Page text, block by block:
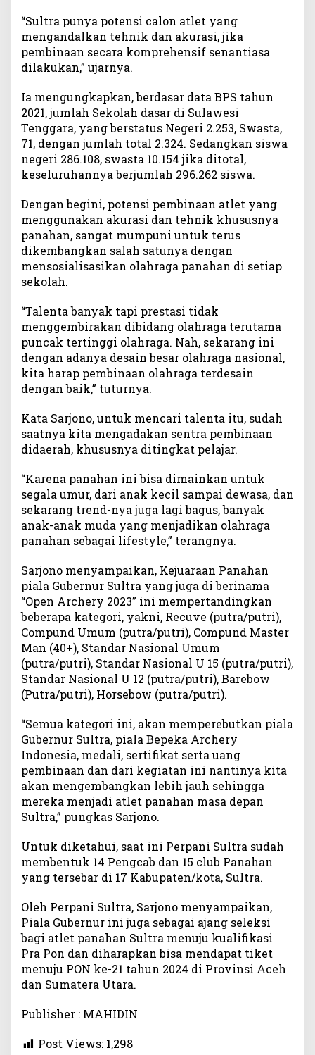
“Sultra punya potensi calon atlet yang
mengandalkan tehnik dan akurasi, jika
pembinaan secara komprehensif senantiasa
dilakukan,” ujarnya.
Ia mengungkapkan, berdasar data BPS tahun
2021, jumlah Sekolah dasar di Sulawesi
Tenggara, yang berstatus Negeri 2.253, Swasta,
71, dengan jumlah total 2.324. Sedangkan siswa
negeri 286.108, swasta 10.154 jika ditotal,
keseluruhannya berjumlah 296.262 siswa.
Dengan begini, potensi pembinaan atlet yang
menggunakan akurasi dan tehnik khususnya
panahan, sangat mumpuni untuk terus
dikembangkan salah satunya dengan
mensosialisasikan olahraga panahan di setiap
sekolah.
“Talenta banyak tapi prestasi tidak
menggembirakan dibidang olahraga terutama
puncak tertinggi olahraga. Nah, sekarang ini
dengan adanya desain besar olahraga nasional,
kita harap pembinaan olahraga terdesain
dengan baik,” tuturnya.
Kata Sarjono, untuk mencari talenta itu, sudah
saatnya kita mengadakan sentra pembinaan
didaerah, khususnya ditingkat pelajar.
“Karena panahan ini bisa dimainkan untuk
segala umur, dari anak kecil sampai dewasa, dan
sekarang trend-nya juga lagi bagus, banyak
anak-anak muda yang menjadikan olahraga
panahan sebagai lifestyle,” terangnya.
Sarjono menyampaikan, Kejuaraan Panahan
piala Gubernur Sultra yang juga di berinama
“Open Archery 2023” ini mempertandingkan
beberapa kategori, yakni, Recuve (putra/putri),
Compund Umum (putra/putri), Compund Master
Man (40+), Standar Nasional Umum
(putra/putri), Standar Nasional U 15 (putra/putri),
Standar Nasional U 12 (putra/putri), Barebow
(Putra/putri), Horsebow (putra/putri).
“Semua kategori ini, akan memperebutkan piala
Gubernur Sultra, piala Bepeka Archery
Indonesia, medali, sertifikat serta uang
pembinaan dan dari kegiatan ini nantinya kita
akan mengembangkan lebih jauh sehingga
mereka menjadi atlet panahan masa depan
Sultra,” pungkas Sarjono.
Untuk diketahui, saat ini Perpani Sultra sudah
membentuk 14 Pengcab dan 15 club Panahan
yang tersebar di 17 Kabupaten/kota, Sultra.
Oleh Perpani Sultra, Sarjono menyampaikan,
Piala Gubernur ini juga sebagai ajang seleksi
bagi atlet panahan Sultra menuju kualifikasi
Pra Pon dan diharapkan bisa mendapat tiket
menuju PON ke-21 tahun 2024 di Provinsi Aceh
dan Sumatera Utara.
Publisher : MAHIDIN
Post Views: 1,298